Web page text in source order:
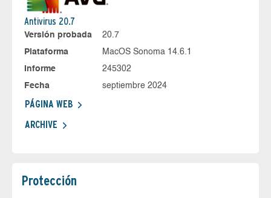
Antivirus 20.7
Versión probada
20.7
Plataforma
MacOS Sonoma 14.6.1
Informe
245302
Fecha
septiembre 2024
PÁGINA WEB
ARCHIVE
Protección